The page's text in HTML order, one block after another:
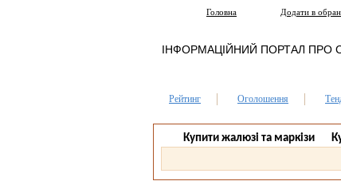
Головна Додати в
ІНФОРМАЦІЙНИЙ ПОРТАЛ ПРО
Рейтинг Оголошення
Купити жалюзі та маркізи